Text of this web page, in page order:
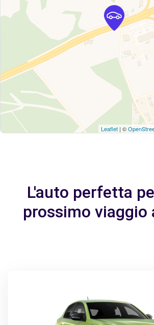
Leaflet | ©
L'auto perfetta
prossimo viaggio